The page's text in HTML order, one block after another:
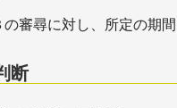
審尋に対し、所定の期
断